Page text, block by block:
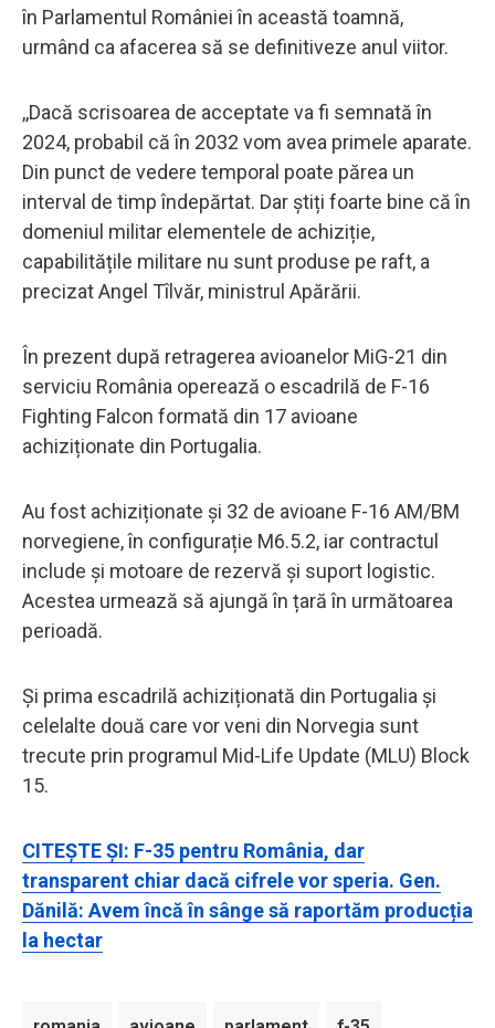
în Parlamentul României în această toamnă,
urmând ca afacerea să se definitiveze anul viitor.
,,Dacă scrisoarea de acceptate va fi semnată în
2024, probabil că în 2032 vom avea primele aparate.
Din punct de vedere temporal poate părea un
interval de timp îndepărtat. Dar știți foarte bine că în
domeniul militar elementele de achiziție,
capabilitățile militare nu sunt produse pe raft, a
precizat Angel Tîlvăr, ministrul Apărării.
În prezent după retragerea avioanelor MiG-21 din
serviciu România operează o escadrilă de F-16
Fighting Falcon formată din 17 avioane
achiziționate din Portugalia.
Au fost achiziționate și 32 de avioane F-16 AM/BM
norvegiene, în configurație M6.5.2, iar contractul
include și motoare de rezervă și suport logistic.
Acestea urmează să ajungă în țară în următoarea
perioadă.
Și prima escadrilă achiziționată din Portugalia și
celelalte două care vor veni din Norvegia sunt
trecute prin programul Mid-Life Update (MLU) Block
15.
CITEȘTE ȘI: F-35 pentru România, dar
transparent chiar dacă cifrele vor speria. Gen.
Dănilă: Avem încă în sânge să raportăm producția
la hectar